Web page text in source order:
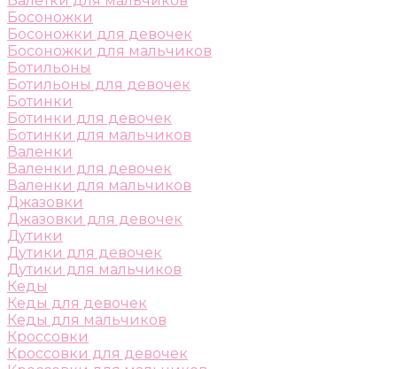
Босоножки
Босоножки для девочек
Босоножки для мальчиков
Ботильоны
Ботильоны для девочек
Ботинки
Ботинки для девочек
Ботинки для мальчиков
Валенки
Валенки для девочек
Валенки для мальчиков
Джазовки
Джазовки для девочек
Дутики
Дутики для девочек
Дутики для мальчиков
Кеды
Кеды для девочек
Кеды для мальчиков
Кроссовки
Кроссовки для девочек